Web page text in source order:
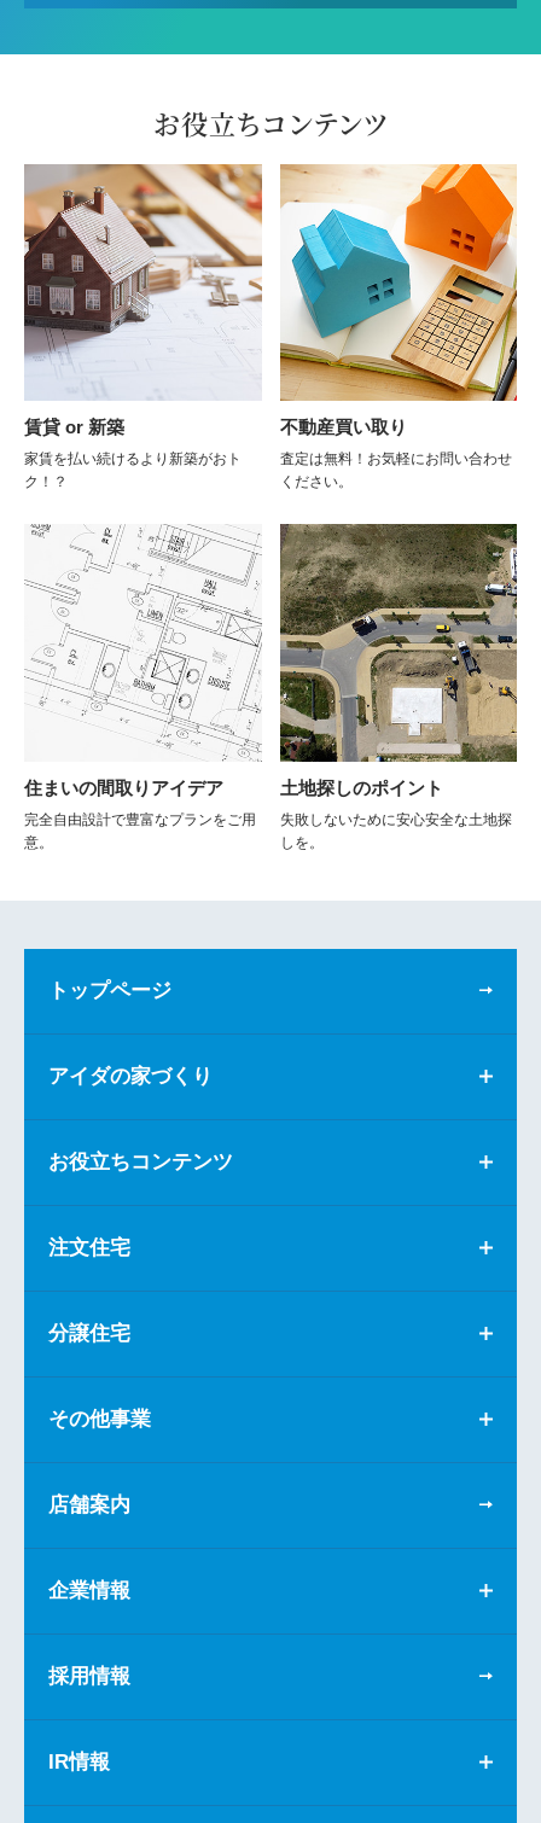
お役立ちコンテンツ
賃貸 or 新築
家賃を払い続けるより新築がおト
ク！？
不動産買い取り
査定は無料！お気軽にお問い合わせ
ください。
住まいの間取りアイデア
完全自由設計で豊富なプランをご用
意。
土地探しのポイント
失敗しないために安心安全な土地探
しを。
トップページ
アイダの家づくり
お役立ちコンテンツ
注文住宅
分譲住宅
その他事業
店舗案内
企業情報
採用情報
IR情報